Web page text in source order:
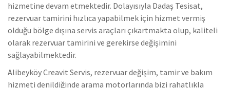
hizmetine devam etmektedir. Dolayısıyla Dadaş Tesisat,
rezervuar tamirini hızlıca yapabilmek için hizmet vermiş
olduğu bölge dışına servis araçları çıkartmakta olup, kaliteli
olarak rezervuar tamirini ve gerekirse değişimini
sağlayabilmektedir.
Alibeyköy Creavit Servis, rezervuar değişim, tamir ve bakım
hizmeti denildiğinde arama motorlarında bizi rahatlıkla